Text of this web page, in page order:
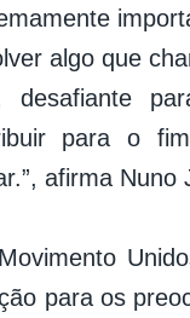
algo que
desafiante
para o
afirma
para os